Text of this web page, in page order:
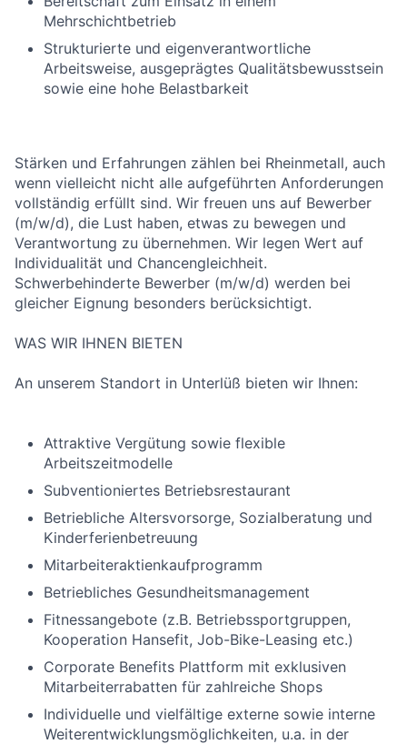
Mehrschichtbetrieb
Strukturierte und eigenverantwortliche
Arbeitsweise, ausgeprägtes Qualitätsbewusstsein
sowie eine hohe Belastbarkeit
Stärken und Erfahrungen zählen bei Rheinmetall, auch
wenn vielleicht nicht alle aufgeführten Anforderungen
vollständig erfüllt sind. Wir freuen uns auf Bewerber
(m/w/d), die Lust haben, etwas zu bewegen und
Verantwortung zu übernehmen. Wir legen Wert auf
Individualität und Chancengleichheit.
Schwerbehinderte Bewerber (m/w/d) werden bei
gleicher Eignung besonders berücksichtigt.
WAS WIR IHNEN BIETEN
An unserem Standort in Unterlüß bieten wir Ihnen:
Attraktive Vergütung sowie flexible
Arbeitszeitmodelle
Subventioniertes Betriebsrestaurant
Betriebliche Altersvorsorge, Sozialberatung und
Kinderferienbetreuung
Mitarbeiteraktienkaufprogramm
Betriebliches Gesundheitsmanagement
Fitnessangebote (z.B. Betriebssportgruppen,
Kooperation Hansefit, Job-Bike-Leasing etc.)
Corporate Benefits Plattform mit exklusiven
Mitarbeiterrabatten für zahlreiche Shops
Individuelle und vielfältige externe sowie interne
Weiterentwicklungsmöglichkeiten, u.a. in der